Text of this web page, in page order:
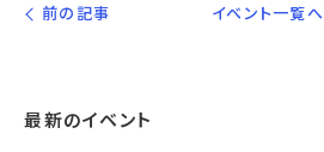
前の記事 イベント一覧へ
最新のイベント